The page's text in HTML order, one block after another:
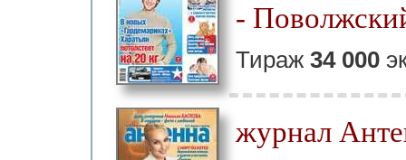
-
Тираж 34 000
журнал